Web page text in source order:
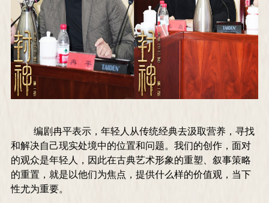
编剧冉平表示，年轻人从传统经典去汲取营养，寻找
和解决自己现实处境中的位置和问题。我们的创作，面对
的观众是年轻人，因此在古典艺术形象的重塑、叙事策略
的重置，就是以他们为焦点，提供什么样的价值观，当下
性尤为重要。